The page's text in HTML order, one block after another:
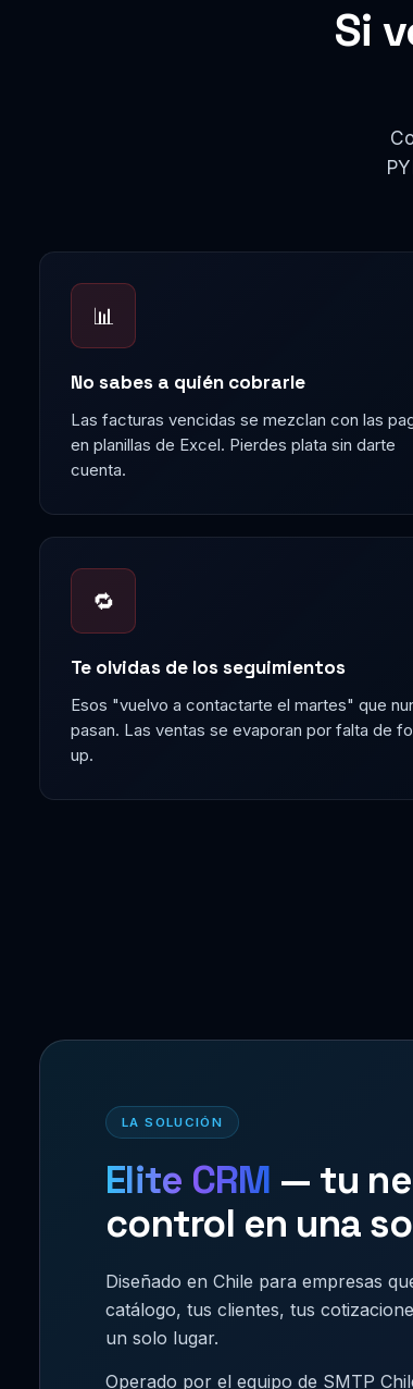
Si
📊
No sabes a quién cobrarle
Las facturas vencidas se mezclan con las
en planillas de Excel. Pierdes plata sin darte
cuenta.
🔁
Te olvidas de los seguimientos
Esos "vuelvo a contactarte el martes" que
pasan. Las ventas se evaporan por falta de
up.
LA SOLUCIÓN
Elite CRM — tu
control en una
Diseñado en Chile para empresas
catálogo, tus clientes, tus
un solo lugar.
Operado por el equipo de SMTP